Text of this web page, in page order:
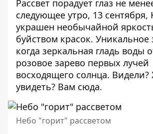
Рассвет порадует глаз не
следующее утро, 13 сентября,
украшен необычайной
буйством красок.
когда зеркальная гладь воды
розовое зарево первых лучей
восходящего солнца. Видели?
увидеть? Вам сюда.
Небо "горит" рассветом